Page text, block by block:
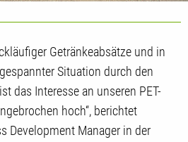
Getränkeabsätze und in
Situation durch den
das Interesse an unseren PET-
hoch“, berichtet
Development Manager in der